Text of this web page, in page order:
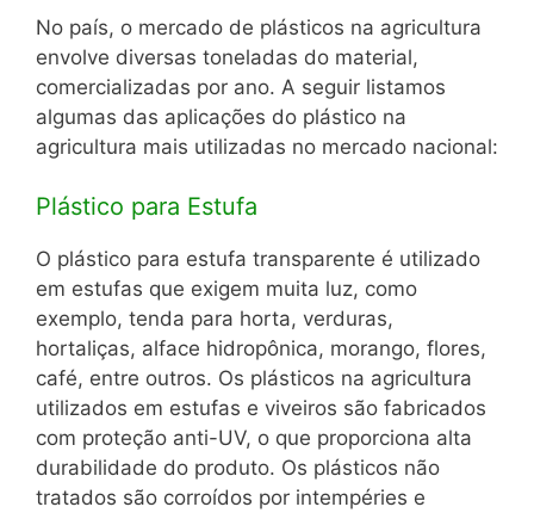
No país, o mercado de plásticos na agricultura
envolve diversas toneladas do material,
comercializadas por ano. A seguir listamos
algumas das aplicações do plástico na
agricultura mais utilizadas no mercado nacional:
Plástico para Estufa
O plástico para estufa transparente é utilizado
em estufas que exigem muita luz, como
exemplo, tenda para horta, verduras,
hortaliças, alface hidropônica, morango, flores,
café, entre outros. Os plásticos na agricultura
utilizados em estufas e viveiros são fabricados
com proteção anti-UV, o que proporciona alta
durabilidade do produto. Os plásticos não
tratados são corroídos por intempéries e